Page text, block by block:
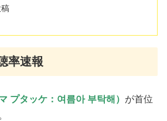
率速報
プタッケ：여름아 부탁해） が首位